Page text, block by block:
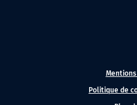
Politique de